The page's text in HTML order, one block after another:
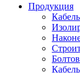
Продукция